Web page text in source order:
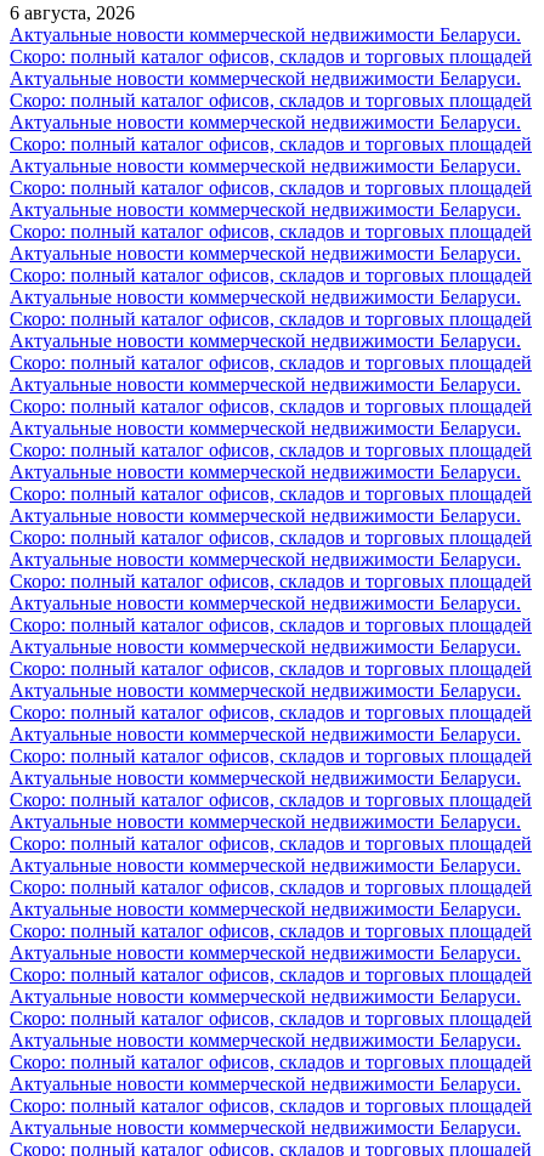
6 августа, 2026
Актуальные новости коммерческой недвижимости Беларуси.
Скоро: полный каталог офисов, складов и торговых площадей
Актуальные новости коммерческой недвижимости Беларуси.
Скоро: полный каталог офисов, складов и торговых площадей
Актуальные новости коммерческой недвижимости Беларуси.
Скоро: полный каталог офисов, складов и торговых площадей
Актуальные новости коммерческой недвижимости Беларуси.
Скоро: полный каталог офисов, складов и торговых площадей
Актуальные новости коммерческой недвижимости Беларуси.
Скоро: полный каталог офисов, складов и торговых площадей
Актуальные новости коммерческой недвижимости Беларуси.
Скоро: полный каталог офисов, складов и торговых площадей
Актуальные новости коммерческой недвижимости Беларуси.
Скоро: полный каталог офисов, складов и торговых площадей
Актуальные новости коммерческой недвижимости Беларуси.
Скоро: полный каталог офисов, складов и торговых площадей
Актуальные новости коммерческой недвижимости Беларуси.
Скоро: полный каталог офисов, складов и торговых площадей
Актуальные новости коммерческой недвижимости Беларуси.
Скоро: полный каталог офисов, складов и торговых площадей
Актуальные новости коммерческой недвижимости Беларуси.
Скоро: полный каталог офисов, складов и торговых площадей
Актуальные новости коммерческой недвижимости Беларуси.
Скоро: полный каталог офисов, складов и торговых площадей
Актуальные новости коммерческой недвижимости Беларуси.
Скоро: полный каталог офисов, складов и торговых площадей
Актуальные новости коммерческой недвижимости Беларуси.
Скоро: полный каталог офисов, складов и торговых площадей
Актуальные новости коммерческой недвижимости Беларуси.
Скоро: полный каталог офисов, складов и торговых площадей
Актуальные новости коммерческой недвижимости Беларуси.
Скоро: полный каталог офисов, складов и торговых площадей
Актуальные новости коммерческой недвижимости Беларуси.
Скоро: полный каталог офисов, складов и торговых площадей
Актуальные новости коммерческой недвижимости Беларуси.
Скоро: полный каталог офисов, складов и торговых площадей
Актуальные новости коммерческой недвижимости Беларуси.
Скоро: полный каталог офисов, складов и торговых площадей
Актуальные новости коммерческой недвижимости Беларуси.
Скоро: полный каталог офисов, складов и торговых площадей
Актуальные новости коммерческой недвижимости Беларуси.
Скоро: полный каталог офисов, складов и торговых площадей
Актуальные новости коммерческой недвижимости Беларуси.
Скоро: полный каталог офисов, складов и торговых площадей
Актуальные новости коммерческой недвижимости Беларуси.
Скоро: полный каталог офисов, складов и торговых площадей
Актуальные новости коммерческой недвижимости Беларуси.
Скоро: полный каталог офисов, складов и торговых площадей
Актуальные новости коммерческой недвижимости Беларуси.
Скоро: полный каталог офисов, складов и торговых площадей
Актуальные новости коммерческой недвижимости Беларуси.
Скоро: полный каталог офисов, складов и торговых площадей